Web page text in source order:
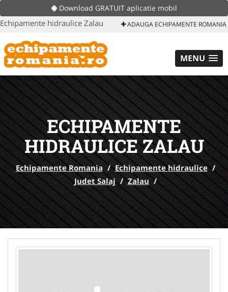
Download GRATUIT aplicatie mobil
Echipamente hidraulice Zalau ADAUGA ECHIPAMENTE ROMANIA
MENU
ECHIPAMENTE
HIDRAULICE ZALAU
Echipamente Romania / Echipamente hidraulice /
Judet Salaj / Zalau /